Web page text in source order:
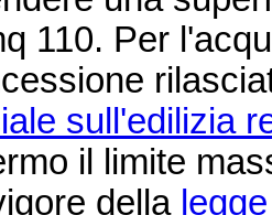
110. Per
sull'edilizia
il limite
della